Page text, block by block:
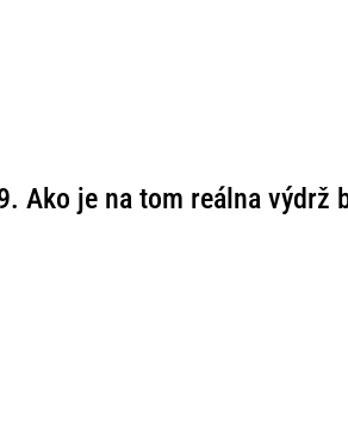
Ako je na tom reálna výdrž